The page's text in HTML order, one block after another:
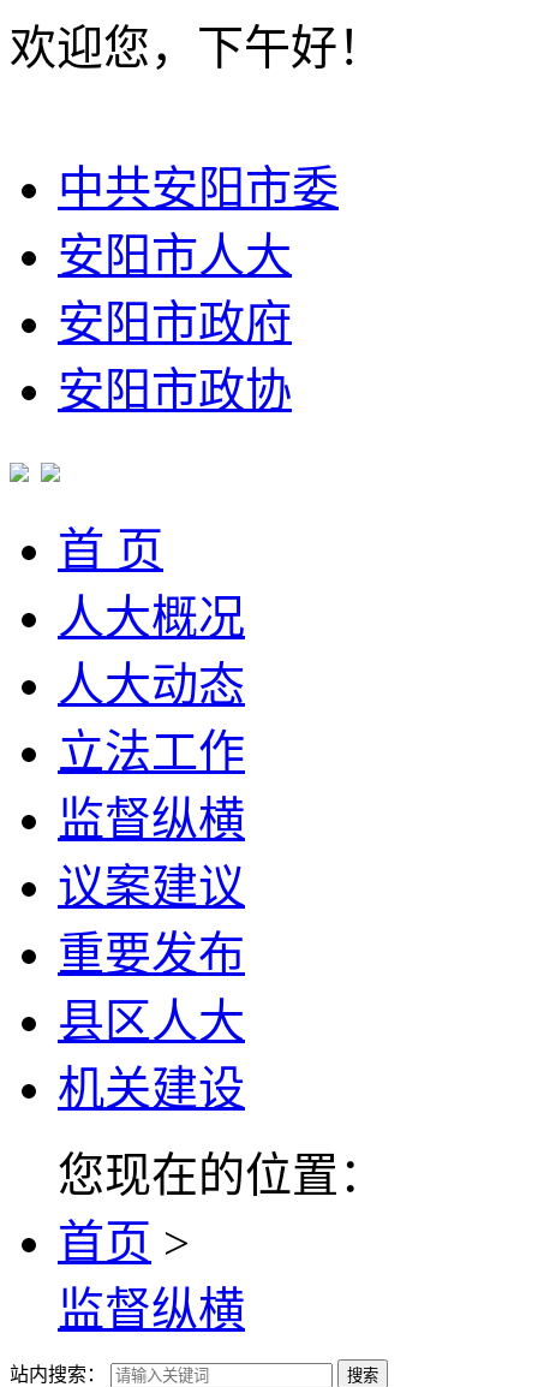
欢迎您，下午好！
中共安阳市委
安阳市人大
安阳市政府
安阳市政协
首 页
人大概况
人大动态
立法工作
监督纵横
议案建议
重要发布
县区人大
机关建设
您现在的位置：
首页 >
监督纵横
站内搜索： 搜索